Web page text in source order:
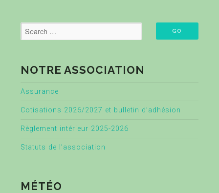
NOTRE ASSOCIATION
Assurance
Cotisations 2026/2027 et bulletin d’adhésion
Règlement intérieur 2025-2026
Statuts de l’association
MÉTÉO